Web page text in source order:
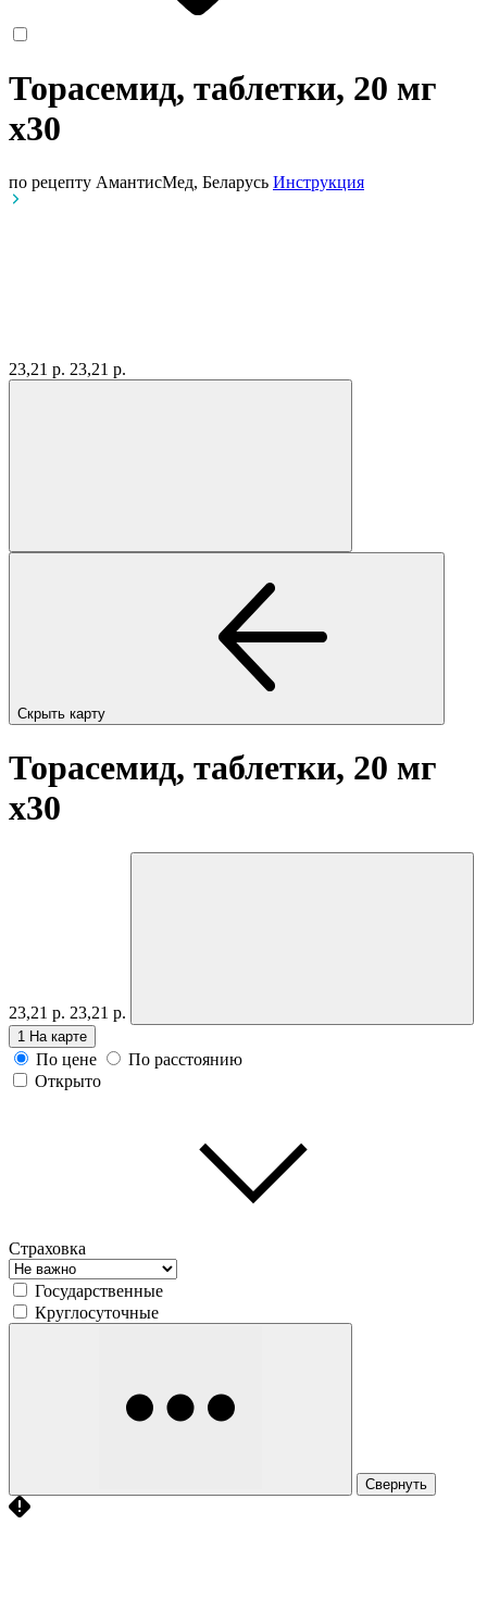
Торасемид, таблетки, 20 мг
x30
по рецепту АмантисМед, Беларусь Инструкция
23,21 р. 23,21 р.
Скрыть карту
Торасемид, таблетки, 20 мг
x30
23,21 р. 23,21 р.
1 На карте
По цене
По расстоянию
Открыто
Страховка
Государственные
Круглосуточные
Свернуть